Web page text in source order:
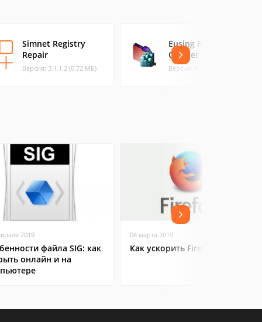
Simnet Registry
Repair
Версия: 3.1.1.2 (0.72 МБ)
Eusing Free Registry
Cleaner
Версия: 4.3 (0.94 МБ)
2019
файла SIG: как
онлайн и на
04 марта 2019
Как ускорить Firefox